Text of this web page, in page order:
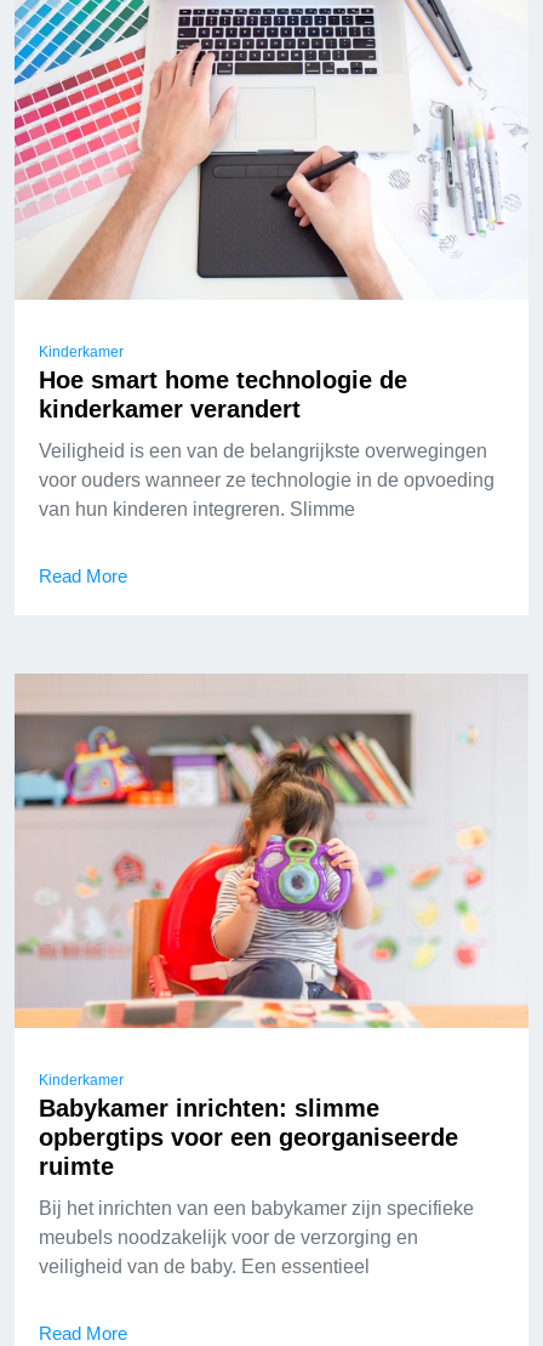
Kinderkamer
Hoe smart home technologie de
kinderkamer verandert
Veiligheid is een van de belangrijkste overwegingen
voor ouders wanneer ze technologie in de opvoeding
van hun kinderen integreren. Slimme
Read More
Kinderkamer
Babykamer inrichten: slimme
opbergtips voor een georganiseerde
ruimte
Bij het inrichten van een babykamer zijn specifieke
meubels noodzakelijk voor de verzorging en
veiligheid van de baby. Een essentieel
Read More